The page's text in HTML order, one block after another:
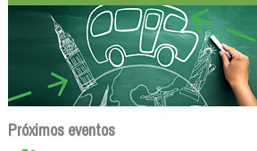
Próximos eventos